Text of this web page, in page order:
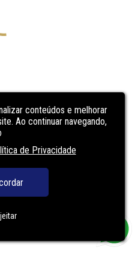
conteúdos e melhorar
Ao continuar navegando,
de Privacidade